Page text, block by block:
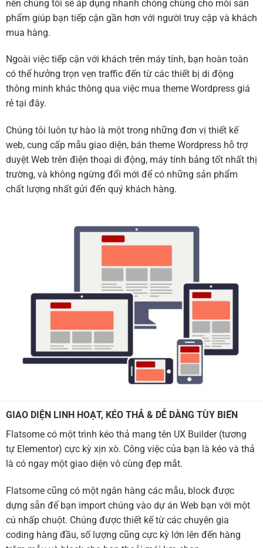
nên chúng tôi sẽ áp dụng nhanh chóng chúng cho mỗi sản
phẩm giúp bạn tiếp cận gần hơn với người truy cập và khách
mua hàng.
Ngoài việc tiếp cận với khách trên máy tính, bạn hoàn toàn
có thể hưởng trọn vẹn traffic đến từ các thiết bị di động
thông minh khác thông qua việc mua theme Wordpress giá
rẻ tại đây.
Chúng tôi luôn tự hào là một trong những đơn vị thiết kế
web, cung cấp mẫu giao diện, bán theme Wordpress hỗ trợ
duyệt Web trên điện thoại di động, máy tính bảng tốt nhất thị
trường, và không ngừng đổi mới để có những sản phẩm
chất lượng nhất gửi đến quý khách hàng.
GIAO DIỆN LINH HOẠT, KÉO THẢ & DỄ DÀNG TÙY BIẾN
Flatsome có một trình kéo thả mang tên UX Builder (tương
tự Elementor) cực kỳ xịn xò. Công việc của bạn là kéo và thả
là có ngay một giao diện vô cùng đẹp mắt.
Flatsome cũng có một ngân hàng các mẫu, block được
dựng sẵn để bạn import chúng vào dự án Web bạn với một
cú nhấp chuột. Chúng được thiết kế từ các chuyên gia
coding hàng đầu, số lượng cũng cực kỳ lớn lên đến hàng